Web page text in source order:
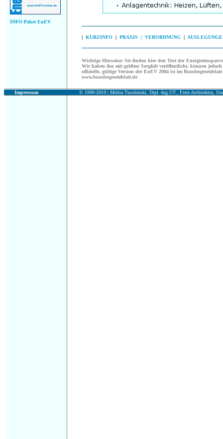
INFO-Paket EnEV
| KURZINFO | PRAXIS | VERORDNUNG |
Wichtige Hinweise: Sie finden hier den Text der
Wir haben ihn mit größter Sorgfalt veröffentlicht, können
offizielle, gültige Version der EnEV 2004 ist im
www.bundesgesetzblatt.de
Impressum © 1999-2019 | Melita Tuschinski, Dipl.-Ing.UT., Freie Architektin,